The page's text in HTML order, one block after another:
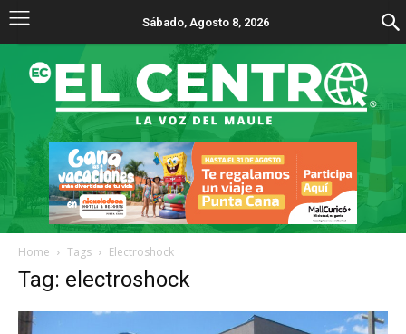
Sábado, Agosto 8, 2026
Home Tags Electroshock
Tag: electroshock